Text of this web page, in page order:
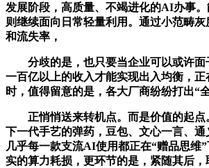
发展阶段，高质量、不竭进化的AI办事
则继续面向日常轻量利用。通过小范畴
和流失率，
分歧的是，也只要当企业可以或许面
一百亿以上的收入才能实现出入均衡，正
时，值得留意的是，各大厂商纷纷打出“
正悄悄送来转机点。而是价值的起点
下一代手艺的弹药，豆包、文心一言、
几乎每一款支流AI使用都正在“赠品思维
实的算力耗损，更环节的是，紧随其后，